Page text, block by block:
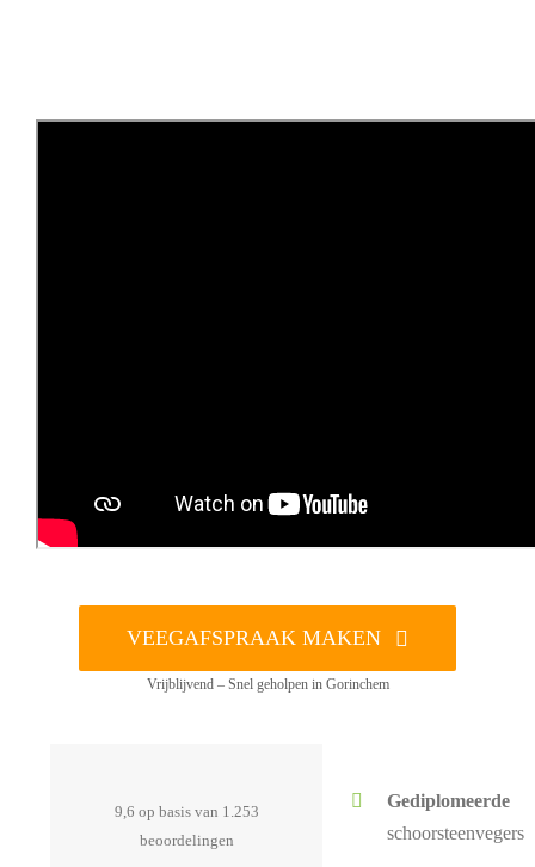
VEEGAFSPRAAK MAKEN
Vrijblijvend – Snel geholpen in Gorinchem
9,6 op basis van 1.253
beoordelingen
Gediplomeerde
schoorsteenvegers